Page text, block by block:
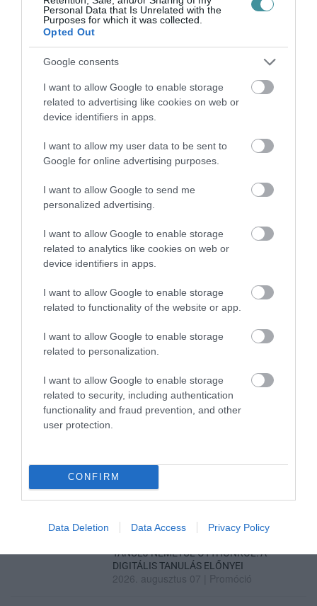
Personal Data that Is Unrelated with the
Purposes for which it was collected.
Opted Out
Google consents
I want to allow Google to enable storage
related to advertising like cookies on web or
device identifiers in apps.
I want to allow my user data to be sent to
Google for online advertising purposes.
I want to allow Google to send me
personalized advertising.
I want to allow Google to enable storage
related to analytics like cookies on web or
device identifiers in apps.
I want to allow Google to enable storage
related to functionality of the website or app.
I want to allow Google to enable storage
related to personalization.
I want to allow Google to enable storage
related to security, including authentication
functionality and fraud prevention, and other
user protection.
CONFIRM
Data Deletion Data Access Privacy Policy
Legfrissebb híreink
35 PERCES TANÓRÁK ÉS KEVESEBB HÁZI
2026. augusztus 08|Mindenki ügye
BAKA ANDRÁST JELÖLI KÖZTÁRSASÁGI
2026. augusztus 08|Mindenki ügye
ÚJ MAGYAR KÜLÜGYI STRATÉGIA KÉSZÜL,
TELJES SZAKÍTÁS JÖN A...
TATA ELBŰVÖLŐ LÁTVÁNYOSSÁGAI,
AMIKÉRT ÉRDEMES MEGNÉZNI
2026. augusztus 08|Promóció
TÖBB MINT EGY HÓNAP IS LEHET, MIRE
TELJESEN ÚJRAINDUL A P...
2026. augusztus 07
TANULJ NÉMETÜL OTTHONRÓL: A
DIGITÁLIS TANULÁS ELŐNYEI
2026. augusztus 07 Promóció